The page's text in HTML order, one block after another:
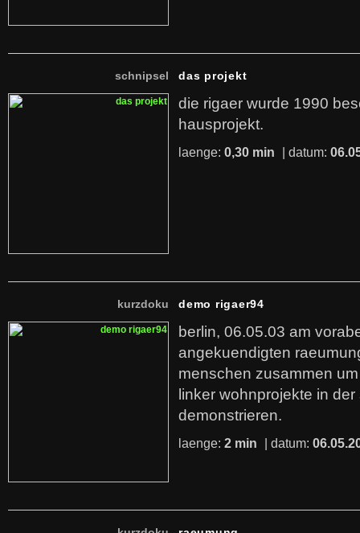
schnipsel das projekt
die rigaer wurde 1990
hausprojekt.
laenge: 0,30 min | datum:
kurzdoku demo rigaer94
berlin, 06.05.03 am
angekuendigten
menschen zusammen
linker wohnprojekte in
demonstrieren.
laenge: 2 min | datum: